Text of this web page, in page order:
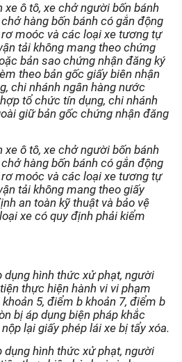
ô tô, xe chở người bốn bánh
hàng bốn bánh có gắn động
moóc và các loại xe tương tự
tải không mang theo chứng
bản sao chứng nhận đăng ký
theo bản gốc giấy biên nhận
chi nhánh ngân hàng nước
tổ chức tín dụng, chi nhánh
giữ bản gốc chứng nhận đăng
ô tô, xe chở người bốn bánh
hàng bốn bánh có gắn động
moóc và các loại xe tương tự
tải không mang theo giấy
an toàn kỹ thuật và bảo vệ
xe có quy định phải kiểm
dụng hình thức xử phạt, người
thực hiện hành vi vi phạm
5, điểm b khoản 7, điểm b
bị áp dụng biện pháp khắc
lại giấy phép lái xe bị tẩy xóa.
dụng hình thức xử phạt, người